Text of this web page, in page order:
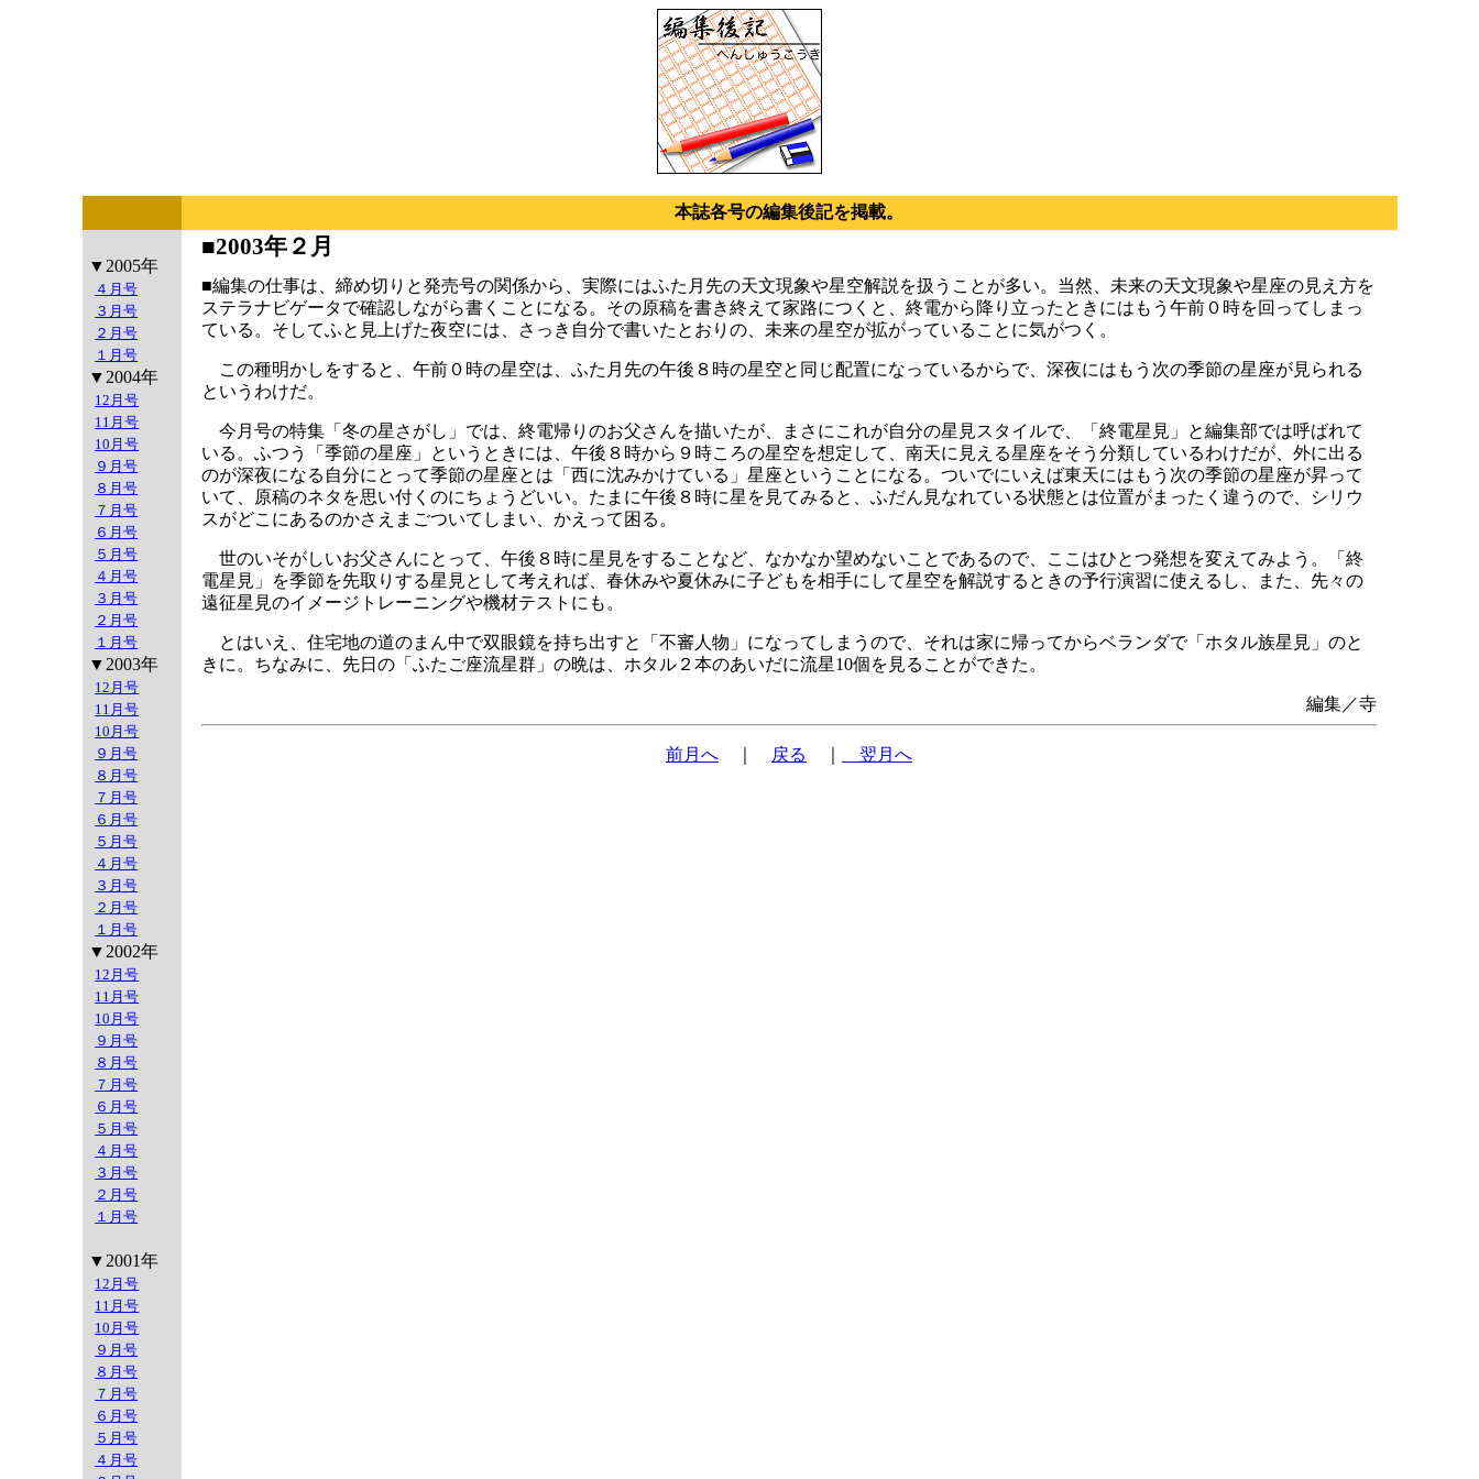
本誌各号の編集後記を掲載。
▼2005年
４月号
３月号
２月号
１月号
▼2004年
12月号
11月号
10月号
９月号
８月号
７月号
６月号
５月号
４月号
３月号
２月号
１月号
▼2003年
12月号
11月号
10月号
９月号
８月号
７月号
６月号
５月号
４月号
３月号
２月号
１月号
▼2002年
12月号
11月号
10月号
９月号
８月号
７月号
６月号
５月号
４月号
３月号
２月号
１月号
▼2001年
12月号
11月号
10月号
９月号
８月号
７月号
６月号
５月号
４月号
■2003年２月
■編集の仕事は、締め切りと発売号の関係から、実際にはふた月先の天文現象や星空解説を扱うことが多い。当然、未来の天文現象や星座の見え方を
ステラナビゲータで確認しながら書くことになる。その原稿を書き終えて家路につくと、終電から降り立ったときにはもう午前０時を回ってしまっ
ている。そしてふと見上げた夜空には、さっき自分で書いたとおりの、未来の星空が拡がっていることに気がつく。
この種明かしをすると、午前０時の星空は、ふた月先の午後８時の星空と同じ配置になっているからで、深夜にはもう次の季節の星座が見られる
というわけだ。
今月号の特集「冬の星さがし」では、終電帰りのお父さんを描いたが、まさにこれが自分の星見スタイルで、「終電星見」と編集部では呼ばれて
いる。ふつう「季節の星座」というときには、午後８時から９時ころの星空を想定して、南天に見える星座をそう分類しているわけだが、外に出る
のが深夜になる自分にとって季節の星座とは「西に沈みかけている」星座ということになる。ついでにいえば東天にはもう次の季節の星座が昇って
いて、原稿のネタを思い付くのにちょうどいい。たまに午後８時に星を見てみると、ふだん見なれている状態とは位置がまったく違うので、シリウ
スがどこにあるのかさえまごついてしまい、かえって困る。
世のいそがしいお父さんにとって、午後８時に星見をすることなど、なかなか望めないことであるので、ここはひとつ発想を変えてみよう。「終
電星見」を季節を先取りする星見として考えれば、春休みや夏休みに子どもを相手にして星空を解説するときの予行演習に使えるし、また、先々の
遠征星見のイメージトレーニングや機材テストにも。
とはいえ、住宅地の道のまん中で双眼鏡を持ち出すと「不審人物」になってしまうので、それは家に帰ってからベランダで「ホタル族星見」のと
きに。ちなみに、先日の「ふたご座流星群」の晩は、ホタル２本のあいだに流星10個を見ることができた。
編集／寺
前月へ 戻る 翌月へ